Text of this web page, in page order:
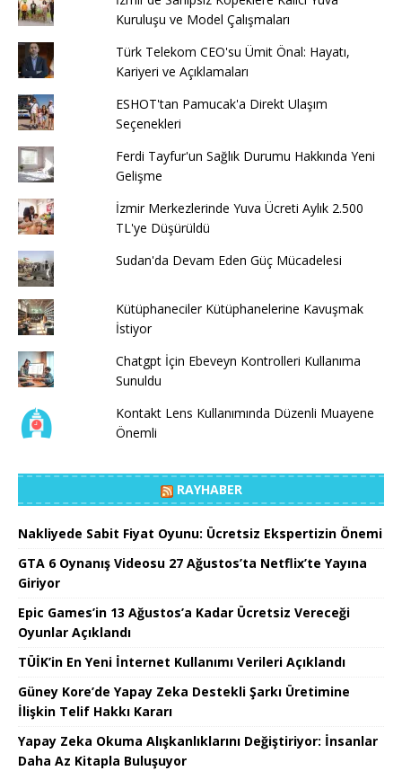
Kuruluşu ve Model Çalışmaları
Türk Telekom CEO'su Ümit Önal: Hayatı,
Kariyeri ve Açıklamaları
ESHOT'tan Pamucak'a Direkt Ulaşım
Seçenekleri
Ferdi Tayfur'un Sağlık Durumu Hakkında Yeni
Gelişme
İzmir Merkezlerinde Yuva Ücreti Aylık 2.500
TL'ye Düşürüldü
Sudan'da Devam Eden Güç Mücadelesi
Kütüphaneciler Kütüphanelerine Kavuşmak
İstiyor
Chatgpt İçin Ebeveyn Kontrolleri Kullanıma
Sunuldu
Kontakt Lens Kullanımında Düzenli Muayene
Önemli
RAYHABER
Nakliyede Sabit Fiyat Oyunu: Ücretsiz Ekspertizin Önemi
GTA 6 Oynanış Videosu 27 Ağustos’ta Netflix’te Yayına
Giriyor
Epic Games’in 13 Ağustos’a Kadar Ücretsiz Vereceği
Oyunlar Açıklandı
TÜİK’in En Yeni İnternet Kullanımı Verileri Açıklandı
Güney Kore’de Yapay Zeka Destekli Şarkı Üretimine
İlişkin Telif Hakkı Kararı
Yapay Zeka Okuma Alışkanlıklarını Değiştiriyor: İnsanlar
Daha Az Kitapla Buluşuyor